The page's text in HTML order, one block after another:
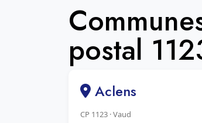
postal
Aclens
CP 1123 · Vaud